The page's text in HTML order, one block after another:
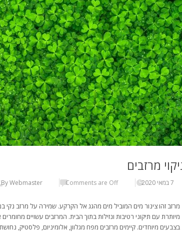
מרזבים
7 במאי 2020 By Webmaster Comments are Off
מרזב זהו צינור מים המוביל מים מהגג אל הקרקע. שמירה על מרזב
מיותרת עם תיקוני רטיבות ונזילות בתוך הבית. המרזבים עשויים
בצבעים מיוחדים. קיימים מרזבים מפח מגלוון, אלומיניום, פלסטיק, נחושת